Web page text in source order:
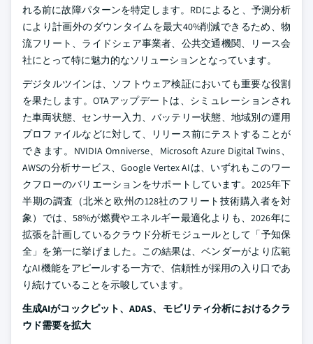
れる前に故障パターンを特定します。RDによると、予測分析
により計画外のダウンタイムを最大40%削減できるため、物
流フリート、ライドシェア事業者、公共交通機関、リース会
社にとって特に魅力的なソリューションとなっています。
デジタルツインは、ソフトウェア検証においても重要な役割
を果たします。OTAアップデートは、シミュレーションされ
た車両状態、センサー入力、バッテリー状態、地域別の運用
プロファイルなどに対して、リリース前にテストすることが
できます。NVIDIA Omniverse、Microsoft Azure Digital Twins、
AWSの分析サービス、Google Vertex AIは、いずれもこのワー
クフローのバリエーションをサポートしています。2025年下
半期の調査（北米と欧州の128社のフリート技術購入者を対
象）では、58%が燃費やエネルギー最適化よりも、2026年に
拡張を計画しているクラウド分析モジュールとして「予知保
全」を第一に挙げました。この結果は、ベンダーがより広範
なAI機能をアピールする一方で、信頼性が採用の入り口であ
り続けていることを示唆しています。
生成AIがコックピット、ADAS、モビリティ分析におけるクラ
ウド需要を拡大